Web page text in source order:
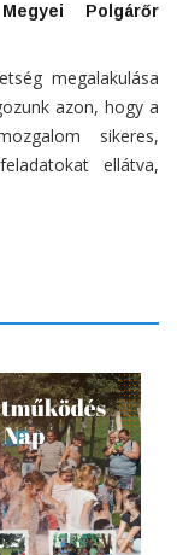
Polgárőr
megalakulása
azon, hogy a
sikeres,
ellátva,